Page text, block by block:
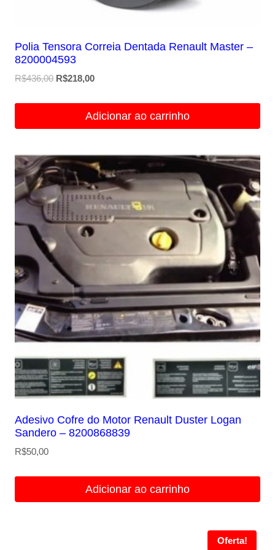
Polia Tensora Correia Dentada Renault Master –
8200004593
R$436,00 O
R$218,00O
é:
Adicionar ao carrinho
Adesivo Cofre do Motor Renault Duster Logan
Sandero – 8200868839
R$50,00
Adicionar ao carrinho
Oferta!